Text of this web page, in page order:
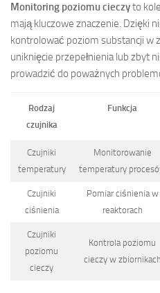
Monitoring poziomu cieczyto
mają kluczowe znaczenie. Dzięki
kontrolować poziom substancji w
uniknięcie przepełnienia lub zbyt
prowadzić do poważnych
Rodzaj
czujnika
Funkcja
Czujniki
temperatury
Monitorowanie
temperatury
Czujniki
ciśnienia
Pomiar ciśnienia w
reaktorach
Czujniki
poziomu
cieczy
Kontrola poziomu
cieczy w zbiornikach